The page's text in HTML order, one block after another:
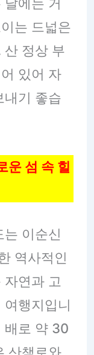
에는 거
는 드넓은
산 정상 부
있어 자
내기 좋습
운 섬 속 힐
이순신
역사적인
연과 고
행지입니
배로 약 30
산책로와